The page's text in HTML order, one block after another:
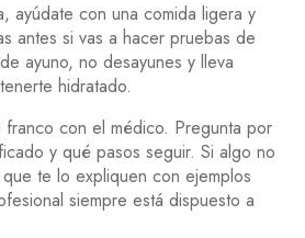
ayúdate con una comida ligera y
antes si vas a hacer pruebas de
ayuno, no desayunes y lleva
hidratado.
franco con el médico. Pregunta por
y qué pasos seguir. Si algo no
te lo expliquen con ejemplos
siempre está dispuesto a